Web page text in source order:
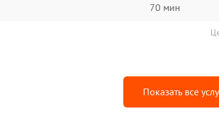
70 мин
Показать все